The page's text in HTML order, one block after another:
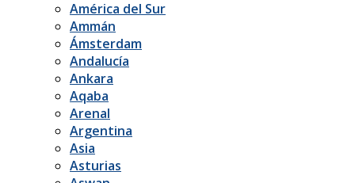
América del Sur
Ammán
Ámsterdam
Andalucía
Ankara
Aqaba
Arenal
Argentina
Asia
Asturias